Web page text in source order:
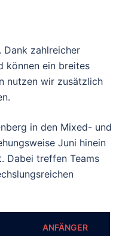
Dank zahlreicher
können ein breites
nutzen wir zusätzlich
in den Mixed- und
Juni hinein
Dabei treffen Teams
ANFÄNGER